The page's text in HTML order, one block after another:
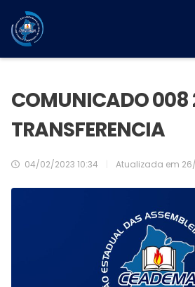
COMUNICADO 008
TRANSFERENCIA
04/02/2023 10:34 Atualizada em